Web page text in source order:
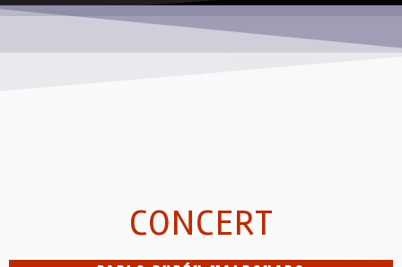
CONCERT